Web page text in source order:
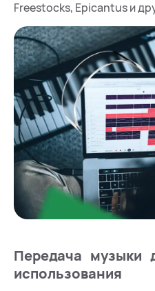
Freestocks, Epicantus и
Передача музыки
использования